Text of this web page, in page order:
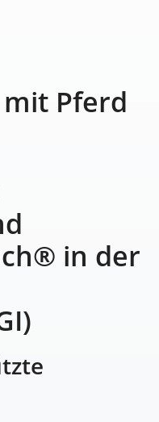
Pferd
in der